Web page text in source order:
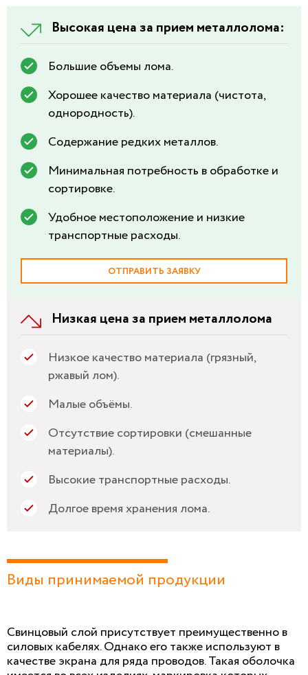
Высокая цена за прием металлолома:
Большие объемы лома.
Хорошее качество материала (чистота,
однородность).
Содержание редких металлов.
Минимальная потребность в обработке и
сортировке.
Удобное местоположение и низкие
транспортные расходы.
ОТПРАВИТЬ ЗАЯВКУ
Низкая цена за прием металлолома
Низкое качество материала (грязный,
ржавый лом).
Малые объёмы.
Отсутствие сортировки (смешанные
материалы).
Высокие транспортные расходы.
Долгое время хранения лома.
Виды принимаемой продукции
Свинцовый слой присутствует преимущественно в
силовых кабелях. Однако его также используют в
качестве экрана для ряда проводов. Такая оболочка